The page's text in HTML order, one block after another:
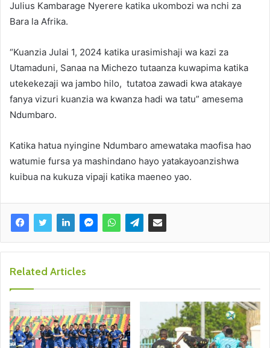
Julius Kambarage Nyerere katika ukombozi wa nchi za
Bara la Afrika.
“Kuanzia Julai 1, 2024 katika urasimishaji wa kazi za
Utamaduni, Sanaa na Michezo tutaanza kuwapima katika
utekekezaji wa jambo hilo, tutatoa zawadi kwa atakaye
fanya vizuri kuanzia wa kwanza hadi wa tatu” amesema
Ndumbaro.
Katika hatua nyingine Ndumbaro amewataka maofisa hao
watumie fursa ya mashindano hayo yatakayoanzishwa
kuibua na kukuza vipaji katika maeneo yao.
Related Articles